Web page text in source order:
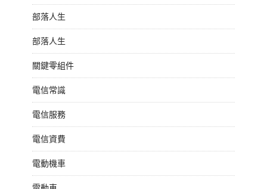
部落人生
部落人生
關鍵零組件
電信常識
電信服務
電信資費
電動機車